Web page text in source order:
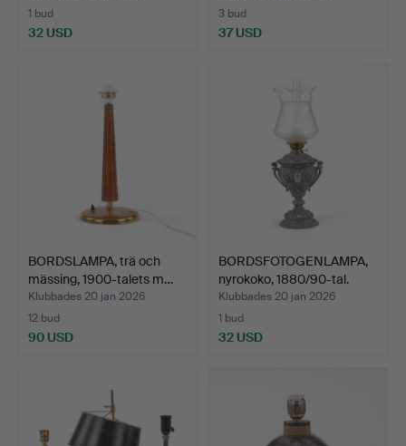
1 bud
32 USD
3 bud
37 USD
BORDSLAMPA, trä och
mässing, 1900-talets m…
Klubbades 20 jan 2026
12 bud
90 USD
BORDSFOTOGENLAMPA,
nyrokoko, 1880/90-tal.
Klubbades 20 jan 2026
1 bud
32 USD